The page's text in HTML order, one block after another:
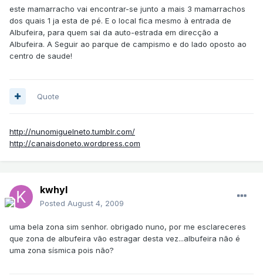
este mamarracho vai encontrar-se junto a mais 3 mamarrachos
dos quais 1 ja esta de pé. E o local fica mesmo à entrada de
Albufeira, para quem sai da auto-estrada em direcção a
Albufeira. A Seguir ao parque de campismo e do lado oposto ao
centro de saude!
Quote
http://nunomiguelneto.tumblr.com/
http://canaisdoneto.wordpress.com
kwhyl
Posted August 4, 2009
uma bela zona sim senhor. obrigado nuno, por me esclareceres
que zona de albufeira vão estragar desta vez...albufeira não é
uma zona sísmica pois não?